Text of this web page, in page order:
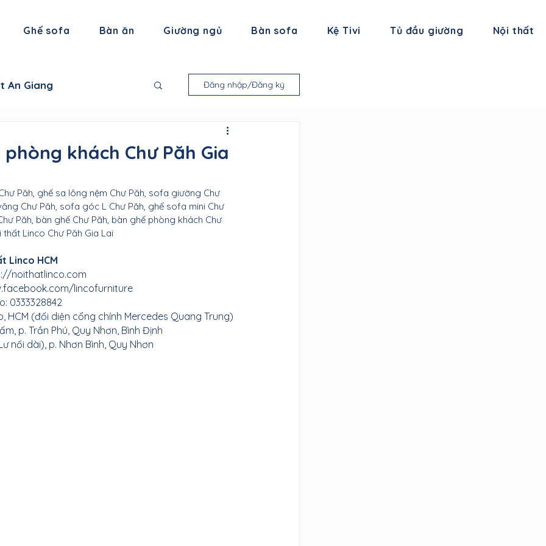
Ghế sofa Bàn ăn Giường ngủ Bàn sofa Kệ Tivi Tủ đầu giường Nội thất
An Giang
Tiền Giang
Thái Bình
thất Hà Nam
Đăng nhập/Đăng ký
khách Chư Păh Gia
Păh, ghế sa lông nệm Chư Păh, sofa giường Chư
Chư Păh, sofa góc L Chư Păh, ghế sofa mini Chư
Păh, bàn ghế Chư Păh, bàn ghế phòng khách Chư
Linco Chư Păh Gia Lai
Linco HCM
noithatlinco.com
lincofurniture
0333328842
HCM (đối diện cổng chính Mercedes Quang Trung)
p. Trần Phú, Quy Nhơn, Bình Định
nối dài), p. Nhơn Bình, Quy Nhơn